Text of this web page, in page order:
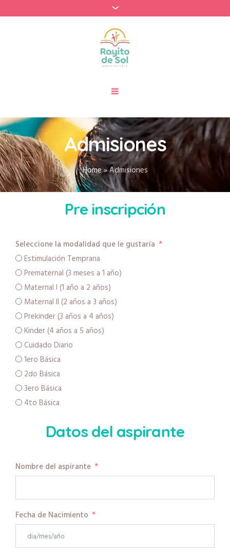
Admisiones
Home»Admisiones
Pre inscripción
Seleccione la modalidad que le gustaría
Estimulación Temprana
Prematernal (3 meses a 1 año)
Maternal I (1 año a 2 años)
Maternal II (2 años a 3 años)
Prekinder (3 años a 4 años)
Kinder (4 años a 5 años)
Cuidado Diario
1ero Básica
2do Básica
3ero Básica
4to Básica
Datos del aspirante
Nombre del aspirante
Fecha de Nacimiento